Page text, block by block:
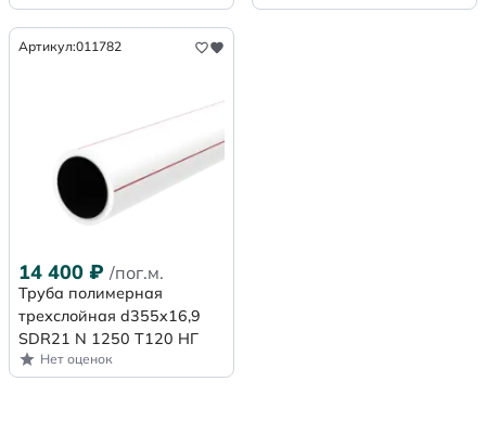
Артикул:011782
14 400 ₽ /пог.м.
Труба полимерная
трехслойная d355x16,9
SDR21 N 1250 Т120 НГ
Нет оценок